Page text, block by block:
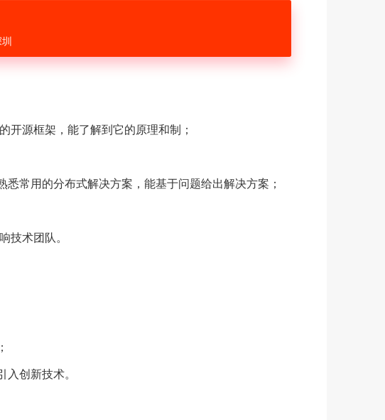
开源框架，能了解到它的原理和制；
常用的分布式解决方案，能基于问题给出解决方案；
术团队。
创新技术。